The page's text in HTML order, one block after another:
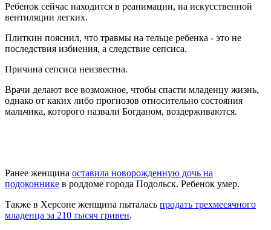
Ребенок сейчас находится в реанимации, на искусственной
вентиляции легких.
Плиткин пояснил, что травмы на тельце ребенка - это не
последствия избиения, а следствие сепсиса.
Причина сепсиса неизвестна.
Врачи делают все возможное, чтобы спасти младенцу жизнь,
однако от каких либо прогнозов относительно состояния
мальчика, которого назвали Богданом, воздерживаются.
Ранее женщина оставила новорожденную дочь на
подоконнике в роддоме города Подольск. Ребенок умер.
Также в Херсоне женщина пыталась продать трехмесячного
младенца за 210 тысяч гривен.